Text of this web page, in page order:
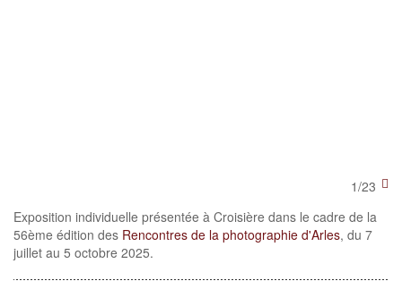
1/23
Exposition individuelle présentée à Croisière dans le cadre de la
56ème édition des Rencontres de la photographie d'Arles, du 7
juillet au 5 octobre 2025.